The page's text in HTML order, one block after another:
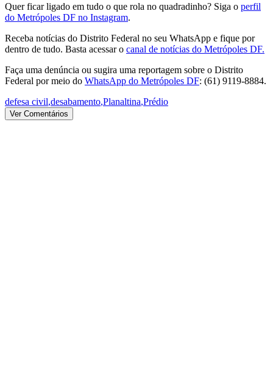
Quer ficar ligado em tudo o que rola no quadradinho? Siga o perfil
do Metrópoles DF no Instagram.
Receba notícias do Distrito Federal no seu WhatsApp e fique por
dentro de tudo. Basta acessar o canal de notícias do Metrópoles DF.
Faça uma denúncia ou sugira uma reportagem sobre o Distrito
Federal por meio do WhatsApp do Metrópoles DF: (61) 9119-8884.
defesa civil,desabamento,Planaltina,Prédio
Ver Comentários